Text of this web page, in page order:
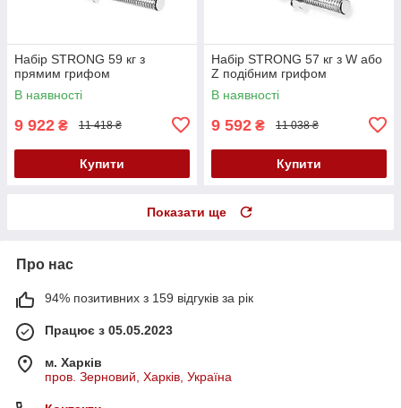
Набір STRONG 59 кг з
прямим грифом
В наявності
9 922 ₴ 11 418 ₴
Купити
Набір STRONG 57 кг з W або
Z подібним грифом
В наявності
9 592 ₴ 11 038 ₴
Купити
Показати ще
Про нас
94% позитивних з 159 відгуків за рік
Працює з 05.05.2023
м. Харків
пров. Зерновий, Харків, Україна